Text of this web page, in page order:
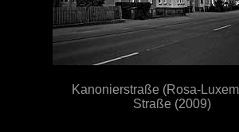
Kanonierstraße (Rosa-
Straße (2009)